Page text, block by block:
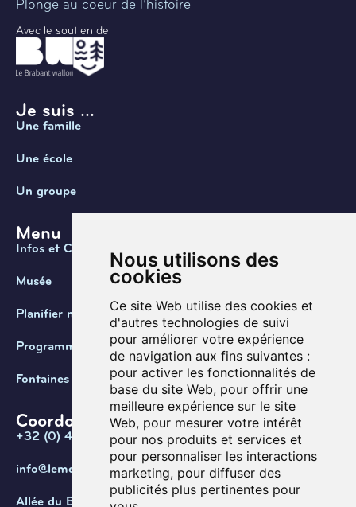
Nous utilisons des
cookies
Ce site Web utilise des cookies et
d'autres technologies de suivi
pour améliorer votre expérience
de navigation aux fins suivantes :
pour activer les fonctionnalités de
base du site Web, pour offrir une
meilleure expérience sur le site
Web, pour mesurer votre intérêt
pour nos produits et services et
pour personnaliser les interactions
marketing, pour diffuser des
publicités plus pertinentes pour
Plonge au coeur de l’histoire
Avec le soutien de
Je suis ...
Une famille
Une école
Un groupe
Menu
Infos et Contact
Musée
Planifier ma visite
Programmation
Fontaines de Belgique
Coordonnées
+32 (0) 470 / 67.20.55
info@lemef.be
Allée du Bois des Rêves 1,